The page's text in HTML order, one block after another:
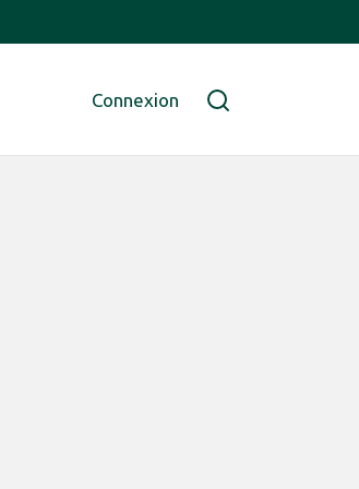
Connexion